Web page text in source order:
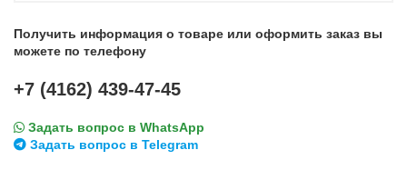
Получить информация о товаре или оформить заказ вы
можете по телефону
+7 (4162) 439-47-45
Задать вопрос в WhatsApp
Задать вопрос в Telegram